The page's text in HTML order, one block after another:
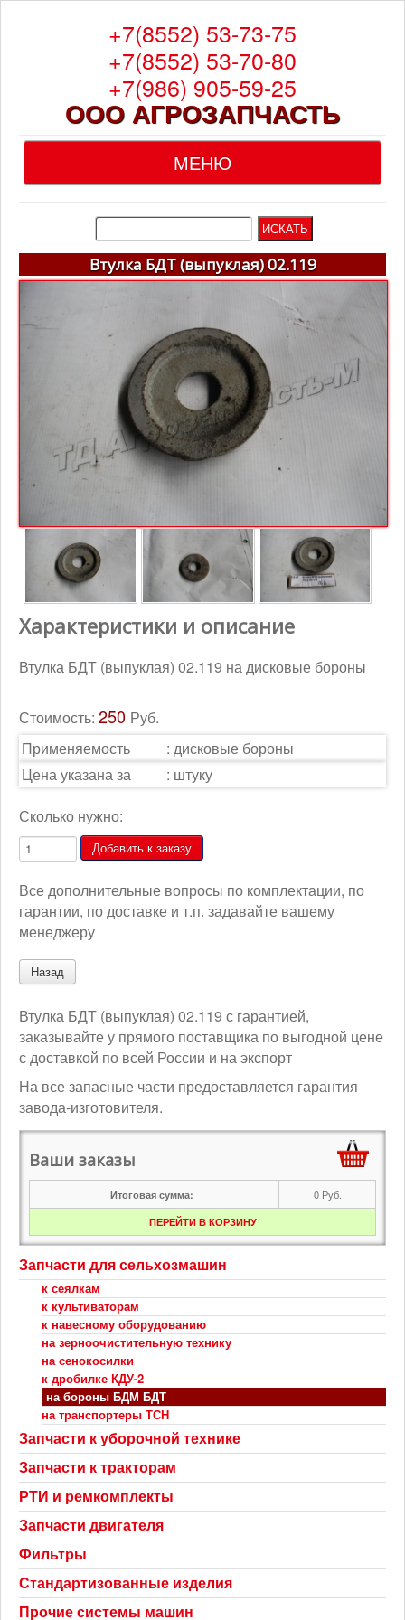
+7(8552) 53-73-75
+7(8552) 53-70-80
+7(986) 905-59-25
ООО АГРОЗАПЧАСТЬ
МЕНЮ
Главная
О компании
Гарантия
Доставка
Контакты
Корзина
Втулка БДТ (выпуклая) 02.119
Характеристики и описание
Втулка БДТ (выпуклая) 02.119 на дисковые бороны
Стоимость: 250 Руб.
Применяемость
: дисковые бороны
Цена указана за
: штуку
Сколько нужно:
Все дополнительные вопросы по комплектации, по
гарантии, по доставке и т.п. задавайте вашему
менеджеру
Втулка БДТ (выпуклая) 02.119 с гарантией,
заказывайте у прямого поставщика по выгодной цене
с доставкой по всей России и на экспорт
На все запасные части предоставляется гарантия
завода-изготовителя.
Ваши заказы
Итоговая сумма: 0 Руб.
ПЕРЕЙТИ В КОРЗИНУ
Запчасти для сельхозмашин
к сеялкам
к культиваторам
к навесному оборудованию
на зерноочистительную технику
на сенокосилки
к дробилке КДУ-2
на бороны БДМ БДТ
на транспортеры ТСН
Запчасти к уборочной технике
Запчасти к тракторам
РТИ и ремкомплекты
Запчасти двигателя
Фильтры
Стандартизованные изделия
Прочие системы машин